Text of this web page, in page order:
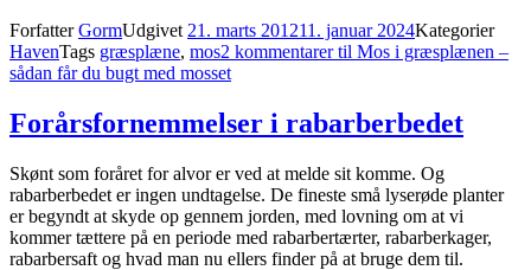
ForfatterGormUdgivet 21. marts 201211. januar 2024Kategorier
HavenTags græsplæne, mos2 kommentarertil Mos i græsplænen –
sådan får du bugt med mosset
Forårsfornemmelser i rabarberbedet
Skønt som foråret for alvor er ved at melde sit komme. Og
rabarberbedet er ingen undtagelse. De fineste små lyserøde planter
er begyndt at skyde op gennem jorden, med lovning om at vi
kommer tættere på en periode med rabarbertærter, rabarberkager,
rabarbersaft og hvad man nu ellers finder på at bruge dem til.